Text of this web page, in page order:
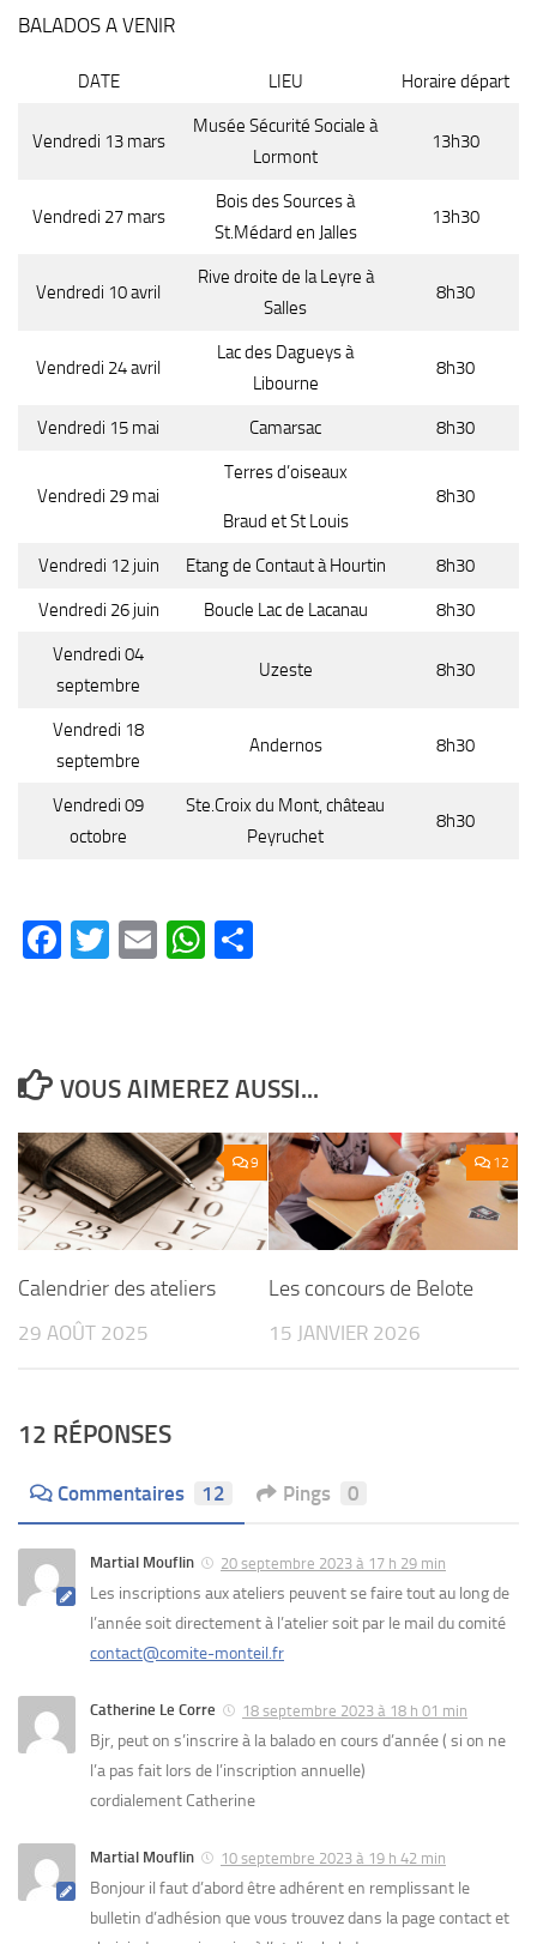
BALADOS A VENIR
DATE LIEU Horaire départ
Vendredi 13 mars
Musée Sécurité Sociale à
Lormont
13h30
Vendredi 27 mars
Bois des Sources à
St.Médard en Jalles
13h30
Vendredi 10 avril
Rive droite de la Leyre à
Salles
8h30
Vendredi 24 avril
Lac des Dagueys à
Libourne
8h30
Vendredi 15 mai Camarsac 8h30
Vendredi 29 mai
Terres d’oiseaux
Braud et St Louis
8h30
Vendredi 12 juin Etang de Contaut à Hourtin 8h30
Vendredi 26 juin Boucle Lac de Lacanau 8h30
Vendredi 04
septembre
Uzeste 8h30
Vendredi 18
septembre
Andernos 8h30
Vendredi 09
octobre
Ste.Croix du Mont, château
Peyruchet
8h30
Facebook
Twitter
EmailWhatsApp
VOUS AIMEREZ AUSSI...
9
Calendrier des ateliers
29 AOÛT 2025
12
Les concours de Belote
15 JANVIER 2026
12 RÉPONSES
Commentaires 12 Pings 0
Martial Mouflin 20 septembre 2023 à 17 h 29 min
Les inscriptions aux ateliers peuvent se faire tout au long de
l’année soit directement à l’atelier soit par le mail du comité
contact@comite-monteil.fr
Catherine Le Corre 18 septembre 2023 à 18 h 01 min
Bjr, peut on s’inscrire à la balado en cours d’année ( si on ne
l’a pas fait lors de l’inscription annuelle)
cordialement Catherine
Martial Mouflin 10 septembre 2023 à 19 h 42 min
Bonjour il faut d’abord être adhérent en remplissant le
bulletin d’adhésion que vous trouvez dans la page contact et